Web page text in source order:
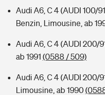
Sie haben Fragen?
Audi A6, C 4 (AUDI 100/
Benzin, Limousine, ab
Audi A6, C 4 (AUDI 200/
ab 1991 (0588 / 509)
Audi A6, C 4 (AUDI 200/
Limousine, ab 1990